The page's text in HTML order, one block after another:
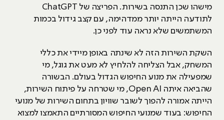
מישהו שכן התנסה בשירות. הפריצה של ChatGPT
לתודעה הייתה יותר ממדהימה, עם קצב גידול בכמות
המשתמשים שלא נראה עוד לפני כן.
השקת השירות הזה לא שינתה באופן מיידי את כללי
המשחק, אבל הצליחה להלחיץ לא מעט את גוגל, מי
שמפעילה את מנוע החיפוש הגדול בעולם. הבשורה
שהביאה איתה Open AI, מי שטרחה על פיתוח השירות,
הייתה אמורה להפוך לשובר שוויון בתחום השירות של מנועי
החיפוש: בעוד שמנועי החיפוש המסורתיים התאמצו למצוא